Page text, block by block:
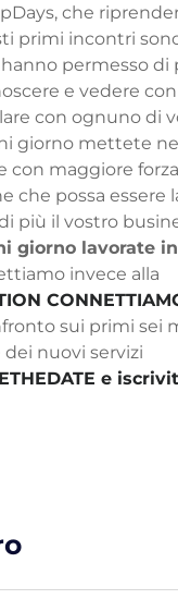
che
primi incontri
permesso di
e vedere
con ognuno di
giorno mettete
con maggiore
che possa essere
più il vostro
giorno lavorate
invece alla
sui primi sei
nuovi servizi
e